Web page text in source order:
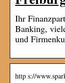
Ihr
Banking,
und
http s://